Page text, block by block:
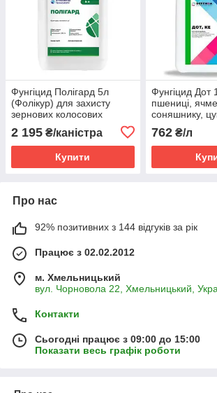
Фунгіцид Полігард 5л
(Фолікур) для захисту
зернових колосових
культур, ріпаку, винограду
(тебуконазол, 250 г/л)
2 195 ₴/каністра
Купити
Фунгіцид Дот
пшениці,
соняшнику,
від іржі,
септоріозу,
листя
762₴/л
Про нас
92% позитивних з 144 відгуків за рік
Працює з 02.02.2012
м. Хмельницький
вул. Чорновола 22, Хмельницький,
Контакти
Сьогодні працює з 09:00 до 15:00
Показати весь графік роботи